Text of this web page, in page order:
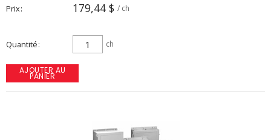
Prix 179,44 $ / ch
Quantité ch
AJOUTER AU
PANIER